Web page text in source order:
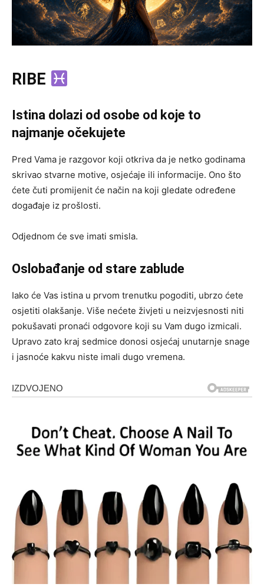
RIBE
Istina dolazi od osobe od koje to
najmanje očekujete
Pred Vama je razgovor koji otkriva da je netko godinama
skrivao stvarne motive, osjećaje ili informacije. Ono što
ćete čuti promijenit će način na koji gledate određene
događaje iz prošlosti.
Odjednom će sve imati smisla.
Oslobađanje od stare zablude
Iako će Vas istina u prvom trenutku pogoditi, ubrzo ćete
osjetiti olakšanje. Više nećete živjeti u neizvjesnosti niti
pokušavati pronaći odgovore koji su Vam dugo izmicali.
Upravo zato kraj sedmice donosi osjećaj unutarnje snage
i jasnoće kakvu niste imali dugo vremena.